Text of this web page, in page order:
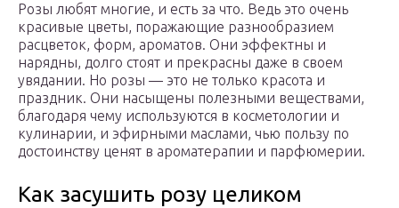
Розы любят многие, и есть за что. Ведь это очень
красивые цветы, поражающие разнообразием
расцветок, форм, ароматов. Они эффектны и
нарядны, долго стоят и прекрасны даже в своем
увядании. Но розы — это не только красота и
праздник. Они насыщены полезными веществами,
благодаря чему используются в косметологии и
кулинарии, и эфирными маслами, чью пользу по
достоинству ценят в ароматерапии и парфюмерии.
Как засушить розу целиком